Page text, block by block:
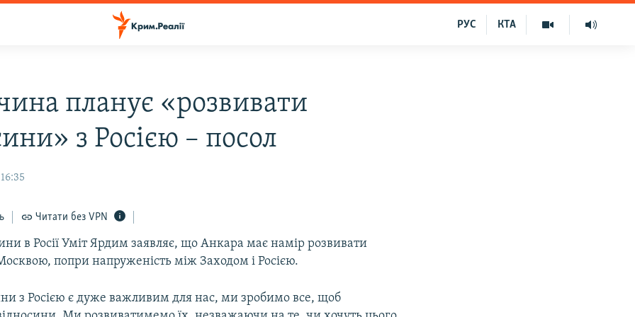
КТА
РУС
планує «розвивати
з Росією – посол
Читати без VPN
в Росії Уміт Ярдим заявляє, що Анкара має намір розвивати
попри напруженість між Заходом і Росією.
з Росією є дуже важливим для нас, ми зробимо все, щоб